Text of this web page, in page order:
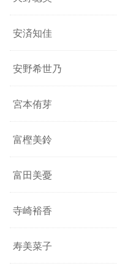
安済知佳
安野希世乃
宮本侑芽
富樫美鈴
富田美憂
寺崎裕香
寿美菜子